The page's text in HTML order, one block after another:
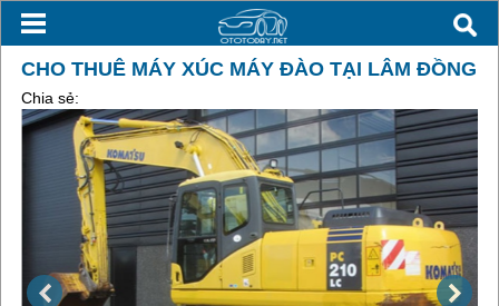
CHO THUÊ MÁY XÚC MÁY ĐÀO TẠI LÂM ĐỒNG
Chia sẻ: